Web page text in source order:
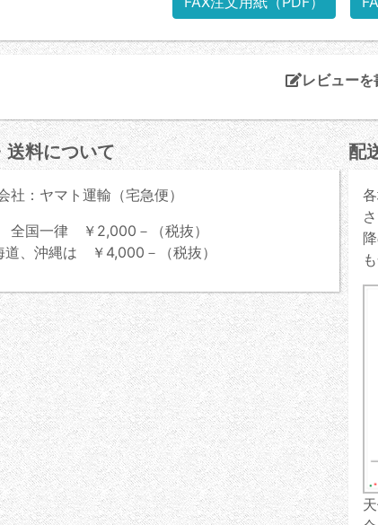
レビューを
送料について
社：ヤマト運輸（宅急便）
国一律 ￥2,000－（税抜）
道、沖縄は ￥4,000－（税抜）
配